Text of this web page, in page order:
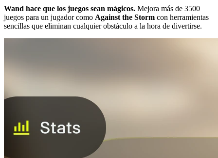
Wand hace que los juegos sean mágicos. Mejora más de 3500
juegos para un jugador como Against the Storm con herramientas
sencillas que eliminan cualquier obstáculo a la hora de divertirse.